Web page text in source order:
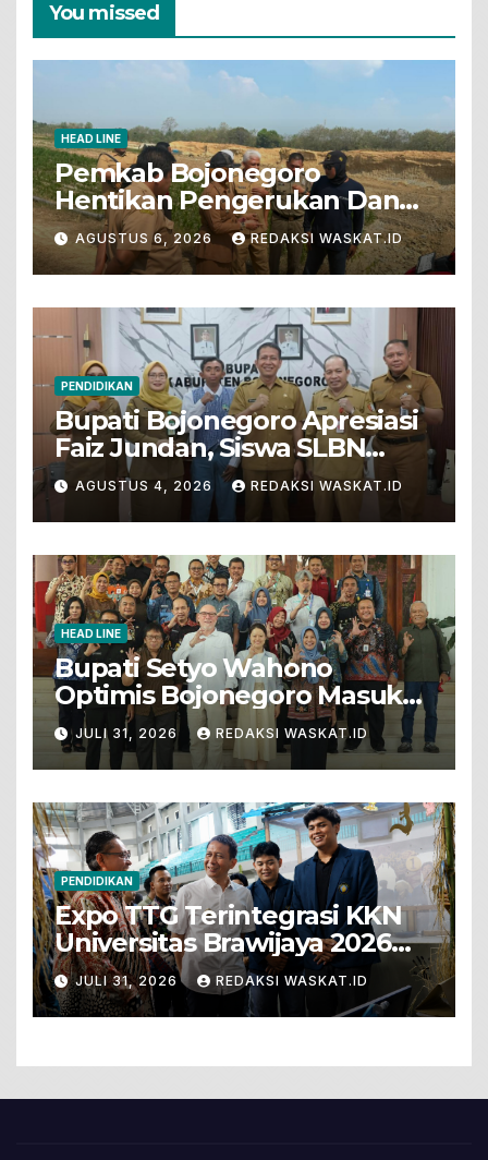
You missed
HEAD LINE
Pemkab Bojonegoro
Hentikan Pengerukan Dan
Penjualan Tanah Dari Lahan
Pertanian
AGUSTUS 6, 2026 REDAKSI WASKAT.ID
PENDIDIKAN
Bupati Bojonegoro Apresiasi
Faiz Jundan, Siswa SLBN
Gunungsari Baureno Masuk
LKS Diksus Tingkat Nasional
AGUSTUS 4, 2026 REDAKSI WASKAT.ID
HEAD LINE
Bupati Setyo Wahono
Optimis Bojonegoro Masuk
Unesco Global Geopark
JULI 31, 2026 REDAKSI WASKAT.ID
PENDIDIKAN
Expo TTG Terintegrasi KKN
Universitas Brawijaya 2026
Hadirkan Inovasi Peternakan
Untuk Bojonegoro
JULI 31, 2026 REDAKSI WASKAT.ID